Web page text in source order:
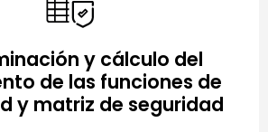
y cálculo del
de las funciones de
y matriz de seguridad